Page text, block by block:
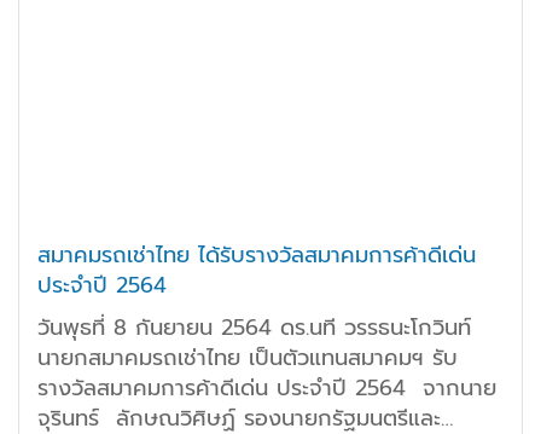
สมาคมรถเช่าไทย ได้รับรางวัลสมาคมการค้าดีเด่น
ประจำปี 2564
วันพุธที่ 8 กันยายน 2564 ดร.นที วรรธนะโกวินท์
นายกสมาคมรถเช่าไทย เป็นตัวแทนสมาคมฯ รับ
รางวัลสมาคมการค้าดีเด่น ประจำปี 2564 จากนาย
จุรินทร์ ลักษณวิศิษฏ์ รองนายกรัฐมนตรีและ